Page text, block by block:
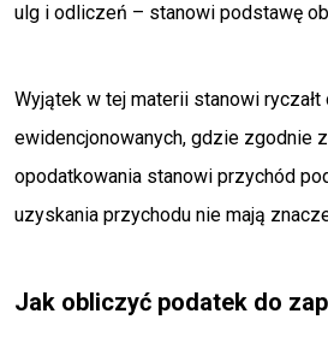
ulg i odliczeń – stanowi podstawę
Wyjątek w tej materii stanowi
ewidencjonowanych, gdzie zgodnie
opodatkowania stanowi przychód
uzyskania przychodu nie mają
Jak obliczyć podatek do